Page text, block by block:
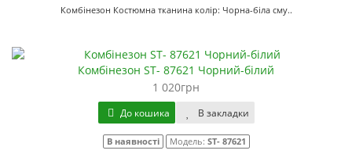
Комбінезон Костюмна тканина колір: Чорна-біла сму..
Комбінезон ST- 87621 Чорний-білий
1 020грн
До кошика В закладки
В наявності Модель: ST- 87621